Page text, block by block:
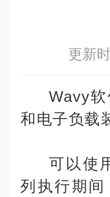
更新
Wavy
和电子负载
可以使
列执行期